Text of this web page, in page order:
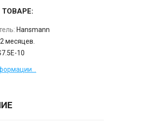
ТОВАРЕ:
Hansmann
месяцев.
10